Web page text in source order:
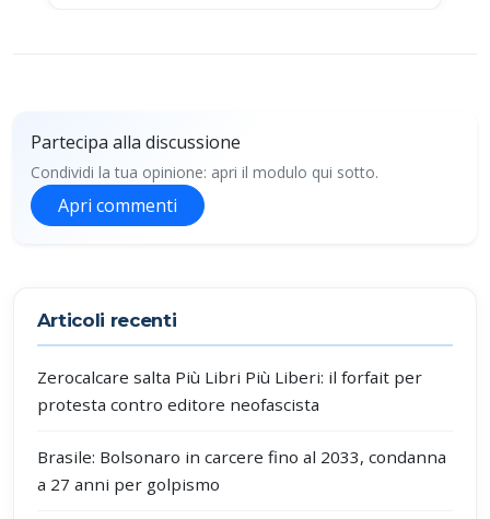
Partecipa alla discussione
Condividi la tua opinione: apri il modulo qui sotto.
Apri commenti
Articoli recenti
Zerocalcare salta Più Libri Più Liberi: il forfait per
protesta contro editore neofascista
Brasile: Bolsonaro in carcere fino al 2033, condanna
a 27 anni per golpismo